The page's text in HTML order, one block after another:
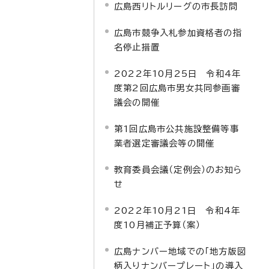
広島西リトルリーグの市長訪問
広島市競争入札参加資格者の指
名停止措置
2022年10月25日 令和4年
度第2回広島市男女共同参画審
議会の開催
第1回広島市公共施設整備等事
業者選定審議会等の開催
教育委員会議（定例会）のお知ら
せ
2022年10月21日 令和4年
度10月補正予算（案）
広島ナンバー地域での「地方版図
柄入りナンバープレート」の導入